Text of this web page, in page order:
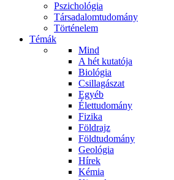
Pszichológia
Társadalomtudomány
Történelem
Témák
Mind
A hét kutatója
Biológia
Csillagászat
Egyéb
Élettudomány
Fizika
Földrajz
Földtudomány
Geológia
Hírek
Kémia